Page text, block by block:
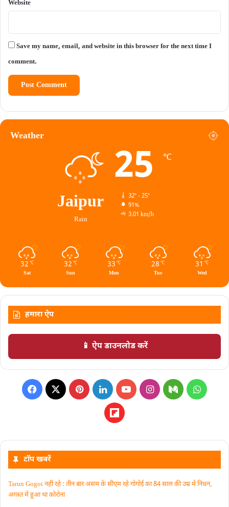
Website
Save my name, email, and website in this browser for the next time I
comment.
Weather
Jaipur
Rain
25 ℃
32º - 25º
91%
3.01 km/h
32 ℃
Sat
32 ℃
Sun
33 ℃
Mon
28 ℃
Tue
31 ℃
Wed
हमारा ऐप
📱 ऐप डाउनलोड करें
टॉप खबरें
Tarun Gogoi नहीं रहे : तीन बार असम के सीएम रहे गोगोई का 84 साल की उम्र में निधन,
अगस्त में हुआ था कोरोना